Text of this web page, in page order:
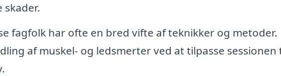
fagfolk har ofte en bred vifte af teknikker og metoder.
af muskel- og ledsmerter ved at tilpasse sessionen